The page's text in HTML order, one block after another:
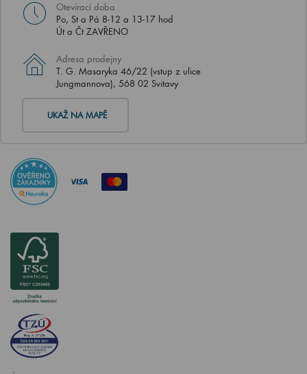
Otevírací doba
Po, St a Pá 8-12 a 13-17 hod
Út a Čt ZAVŘENO
Adresa prodejny
T. G. Masaryka 46/22 (vstup z ulice
Jungmannova), 568 02 Svitavy
UKAŽ NA MAPĚ